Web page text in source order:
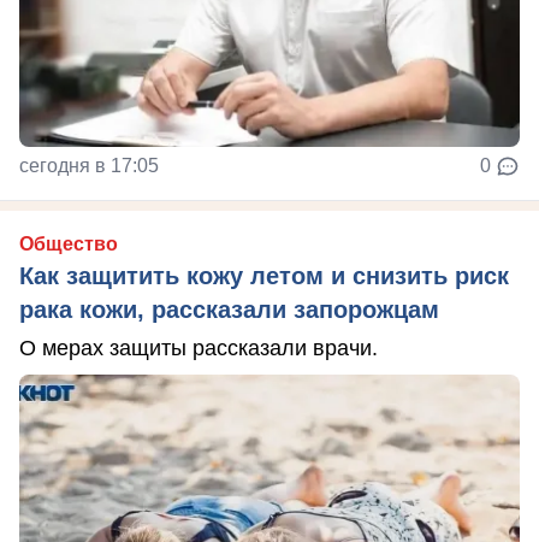
сегодня в 17:05 0
Общество
Как защитить кожу летом и снизить риск
рака кожи, рассказали запорожцам
О мерах защиты рассказали врачи.